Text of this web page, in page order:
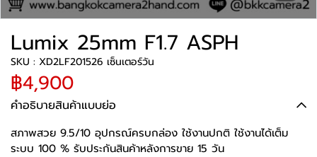
Lumix 25mm F1.7 ASPH
SKU : XD2LF201526 เซ็นเตอร์วัน
฿4,900
คำอธิบายสินค้าแบบย่อ
สภาพสวย 9.5/10 อุปกรณ์ครบกล่อง ใช้งานปกติ ใช้งานได้เต็ม
ระบบ 100 % รับประกันสินค้าหลังการขาย 15 วัน